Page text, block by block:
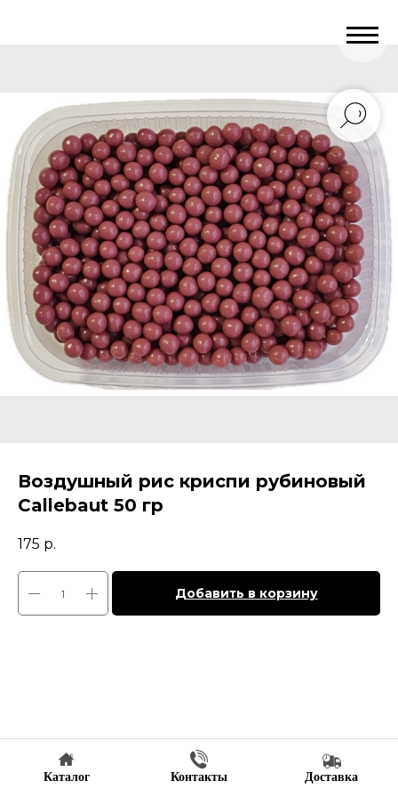
Воздушный рис криспи рубиновый
Callebaut 50 гр
175 р.
Добавить в корзину
Каталог Контакты Доставка